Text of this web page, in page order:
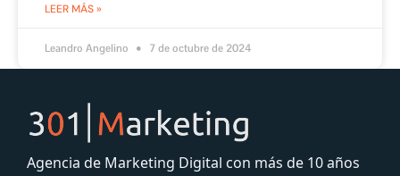
LEER MÁS »
Leandro Angelino 7 de octubre de 2024
Agencia de Marketing Digital con más de 10 años